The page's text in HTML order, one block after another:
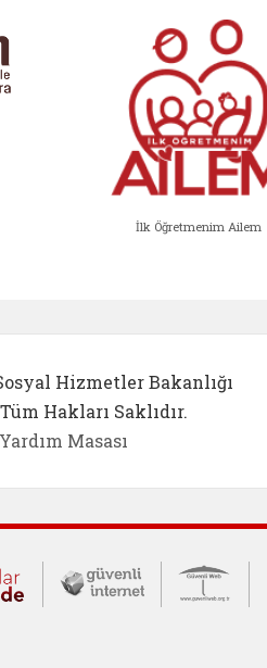
İlk Öğretmenim Ailem
Hizmetler Bakanlığı
Hakları Saklıdır.
Yardım Masası
İletişim Merkezi
Çocuklar Güvende (yeni
Güvenli